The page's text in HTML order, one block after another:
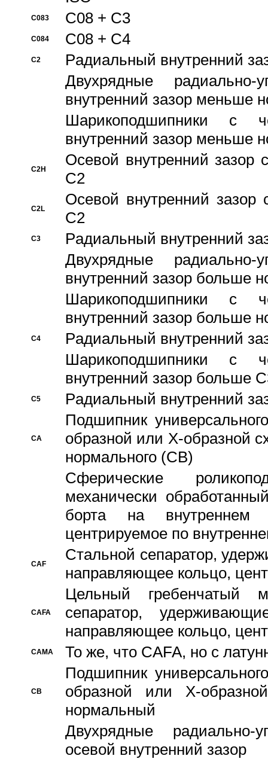
C083 C08 + C3
C084 C08 + C4
C2
Pадиальный внутренний
Двухрядные радиально-
внутренний зазор меньше
Шарикоподшипники с
внутренний зазор меньше
C2H
Осевой внутренний зазор
C2
C2L
Осевой внутренний зазор
C2
C3
Pадиальный внутренний
Двухрядные радиально-
внутренний зазор больше
Шарикоподшипники с
внутренний зазор больше
C4
Pадиальный внутренний
Шарикоподшипники с
внутренний зазор больше
C5 Pадиальный внутренний
CA
Подшипник
образной или Х-образной
нормального (CB)
Сферические
механически
борта на внутреннем
центрируемое по
CAF
Стальной сепаратор,
направляющее кольцо,
CAFA
Цельный гребенчатый
сепаратор,
направляющее кольцо,
CAMA То же, что CAFA, но с
CB
Подшипник
образной или Х-
нормальный
Двухрядные радиально-
осевой внутренний зазор